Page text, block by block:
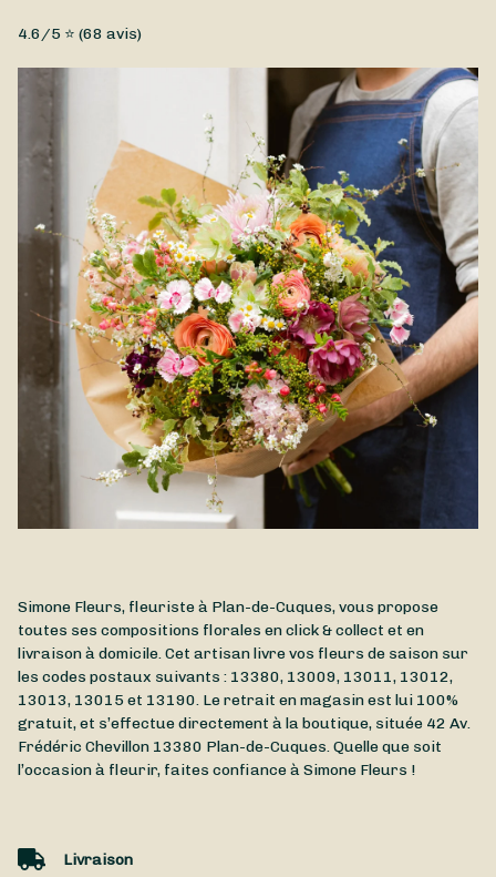
Un joli bouquet composé principalement d'anémones, réalisé
par Simon Fleurs ! Celles-ci offrent une large palette de
couleurs qui vous permet d'exprimer toutes vos émotions. Ce
bouquet se prête à merveille à toutes les occasions, qu'il
s'agisse de remercier vos proches de leur soutien, de
célébrer un anniversaire, ou de témoigner de votre amour. Ce
bouquet d'Anémones est disponible à la livraison à Plan-de-
Cuques et ses alentours.
4.6/5 ⭐ (68 avis)
Simone Fleurs, fleuriste à Plan-de-Cuques, vous propose
toutes ses compositions florales en click & collect et en
livraison à domicile. Cet artisan livre vos fleurs de saison sur
les codes postaux suivants : 13380, 13009, 13011, 13012,
13013, 13015 et 13190. Le retrait en magasin est lui 100%
gratuit, et s’effectue directement à la boutique, située 42 Av.
Frédéric Chevillon 13380 Plan-de-Cuques. Quelle que soit
l’occasion à fleurir, faites confiance à Simone Fleurs !
Livraison